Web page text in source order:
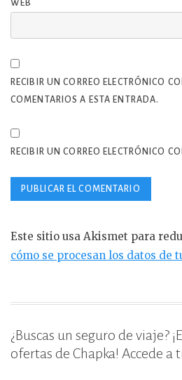
WEB
RECIBIR UN CORREO ELECTRÓNICO
COMENTARIOS A ESTA ENTRADA.
RECIBIR UN CORREO ELECTRÓNICO
Este sitio usa Akismet para
cómo se procesan los datos de
¿Buscas un seguro de viaje?
ofertas de Chapka! Accede a